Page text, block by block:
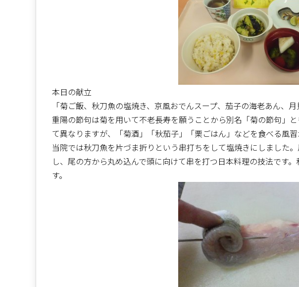
本日の献立
「菊ご飯、秋刀魚の塩焼き、京風おでんスープ、茄子の海老あん、月
重陽の節句は菊を用いて不老長寿を願うことから別名「菊の節句」
て異なりますが、「菊酒」「秋茄子」「栗ごはん」などを食べる風習
当院では秋刀魚を片づま折りという串打ちをして塩焼きにしました
し、尾の方から丸め込んで頭に向けて串を打つ日本料理の技法です
す。